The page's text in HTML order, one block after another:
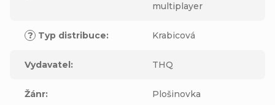
multiplayer
? Typ distribuce: Krabicová
Vydavatel: THQ
Žánr: Plošinovka